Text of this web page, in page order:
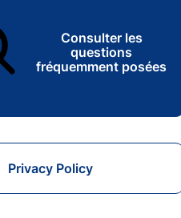
Consulter les
questions
fréquemment posées
Privacy Policy